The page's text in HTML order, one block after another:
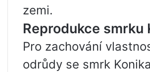
zemi.
Reprodukce smrku
Pro zachování
odrůdy se smrk